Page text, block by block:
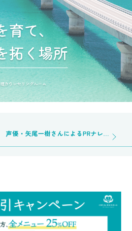
声優・矢尾一樹さんによるPRナレーションを収録いただきました